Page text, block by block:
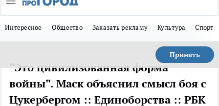
Интересное Общество Заказать рекламу Культура Спорт
Принять
"Это цивилизованная форма
войны". Маск объяснил смысл боя с
Цукербергом :: Единоборства :: РБК